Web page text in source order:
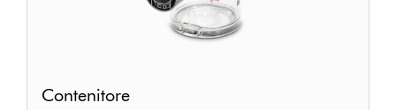
Contenitore